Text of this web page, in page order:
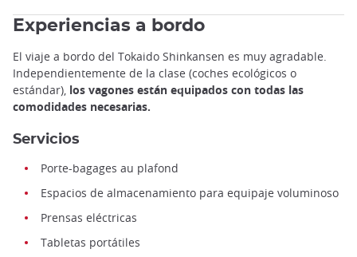
Experiencias a bordo
El viaje a bordo del Tokaido Shinkansen es muy agradable.
Independientemente de la clase (coches ecológicos o
estándar), los vagones están equipados con todas las
comodidades necesarias.
Servicios
Porte-bagages au plafond
Espacios de almacenamiento para equipaje voluminoso
Prensas eléctricas
Tabletas portátiles